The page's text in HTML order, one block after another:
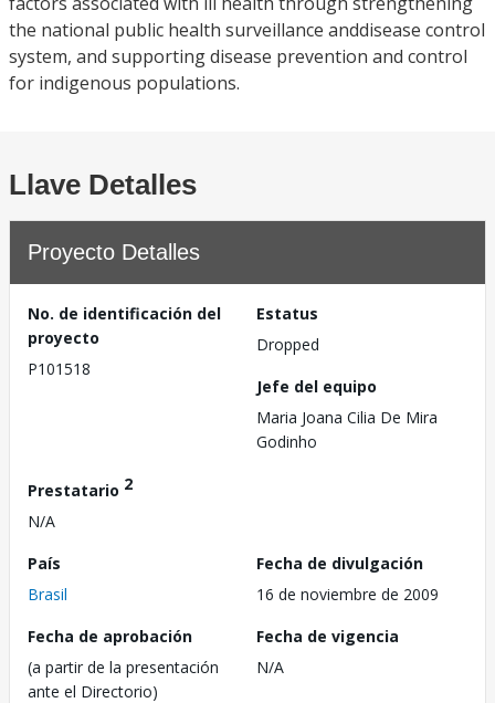
the national public health surveillance anddisease control
system, and supporting disease prevention and control
for indigenous populations.
Llave Detalles
Proyecto Detalles
No. de identificación del
proyecto
P101518
Estatus
Dropped
Jefe del equipo
Maria Joana Cilia De Mira
Godinho
Prestatario 2
N/A
País
Brasil
Fecha de divulgación
16 de noviembre de 2009
Fecha de aprobación
(a partir de la presentación
ante el Directorio)
Fecha de vigencia
N/A